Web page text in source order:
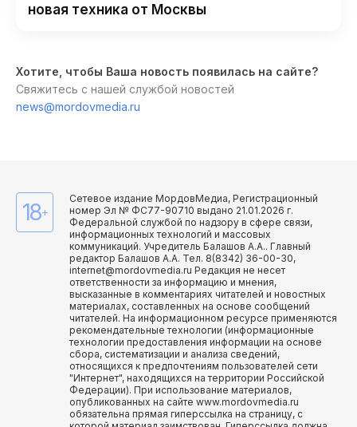
новая техника от Москвы
Хотите, чтобы Ваша новость появилась на сайте?
Свяжитесь с нашей службой новостей
news@mordovmedia.ru
18+
Сетевое издание МордовМедиа, Регистрационный
номер Эл № ФС77-90710 выдано 21.01.2026 г.
Федеральной службой по надзору в сфере связи,
информационных технологий и массовых
коммуникаций. Учредитель Балашов А.А.. Главный
редактор Балашов А.А. Тел. 8(8342) 36-00-30,
internet@mordovmedia.ru Редакция не несет
ответственности за информацию и мнения,
высказанные в комментариях читателей и новостных
материалах, составленных на основе сообщений
читателей. На информационном ресурсе применяются
рекомендательные технологии (информационные
технологии предоставления информации на основе
сбора, систематизации и анализа сведений,
относящихся к предпочтениям пользователей сети
"Интернет", находящихся на территории Российской
Федерации). При использование материалов,
опубликованных на сайте www.mordovmedia.ru
обязательна прямая гиперссылка на страницу, с